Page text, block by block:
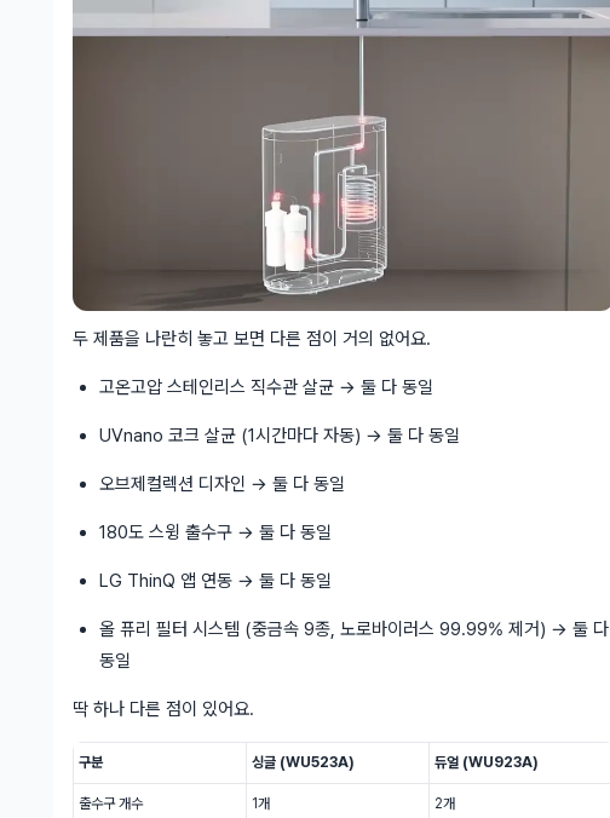
두 제품을 나란히 놓고 보면 다른 점이 거의 없어요.
고온고압 스테인리스 직수관 살균 → 둘 다 동일
UVnano 코크 살균 (1시간마다 자동) → 둘 다 동일
오브제컬렉션 디자인 → 둘 다 동일
180도 스윙 출수구 → 둘 다 동일
LG ThinQ 앱 연동 → 둘 다 동일
올 퓨리 필터 시스템 (중금속 9종, 노로바이러스 99.99% 제거) → 둘 다
동일
딱 하나 다른 점이 있어요.
구분 싱글 (WU523A) 듀얼 (WU923A)
출수구 개수 1개 2개